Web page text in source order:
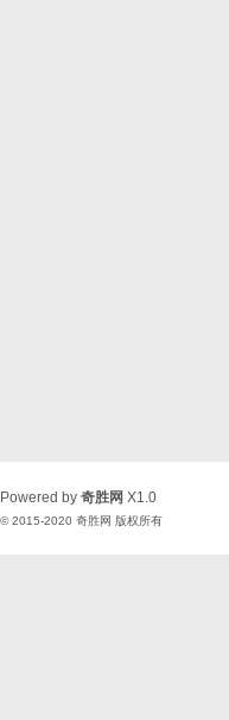
Powered by 奇胜网 X1.0
© 2015-2020 奇胜网 版权所有